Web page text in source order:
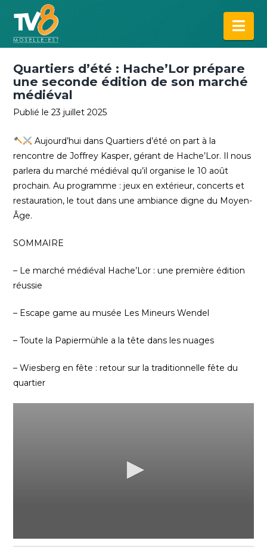
Quartiers d’été : Hache’Lor prépare
une seconde édition de son marché
médiéval
Publié le 23 juillet 2025
Aujourd’hui dans Quartiers d’été on part à la
rencontre de Joffrey Kasper, gérant de Hache’Lor. Il nous
parlera du marché médiéval qu’il organise le 10 août
prochain. Au programme : jeux en extérieur, concerts et
restauration, le tout dans une ambiance digne du Moyen-
Âge.
SOMMAIRE
– Le marché médiéval Hache’Lor : une première édition
réussie
– Escape game au musée Les Mineurs Wendel
– Toute la Papiermühle a la tête dans les nuages
– Wiesberg en fête : retour sur la traditionnelle fête du
quartier